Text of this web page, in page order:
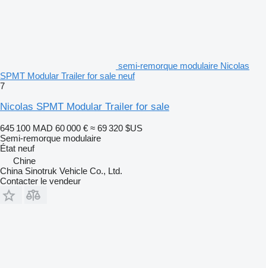
semi-remorque modulaire Nicolas
SPMT Modular Trailer for sale neuf
7
Nicolas SPMT Modular Trailer for sale
645 100 MAD 60 000 € ≈ 69 320 $US
Semi-remorque modulaire
État neuf
Chine
China Sinotruk Vehicle Co., Ltd.
Contacter le vendeur